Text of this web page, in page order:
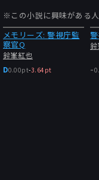
※この小説に興味がある
メモリーズ: 警視庁監
察官Q
鈴峯紅也
D0.00pt-3.64pt -